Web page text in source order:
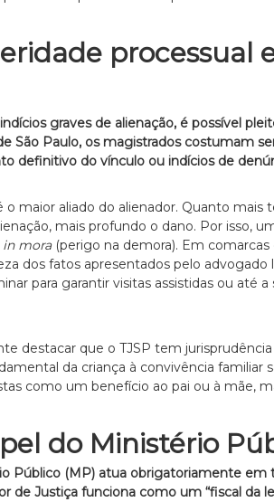
processual
graves de alienação, é possível
São Paulo, os magistrados costumam
definitivo do vínculo ou indícios de
o maior aliado do alienador. Quanto
mais profundo o dano. Por isso,
mora(perigo na demora). Em
dos fatos apresentados pelo
para garantir visitas assistidas ou até
destacar que o TJSP tem
da criança à convivência familiar
como um benefício ao pai ou à mãe,
do Ministério
Público (MP) atua obrigatoriamente
de Justiça funciona como um “fiscal da